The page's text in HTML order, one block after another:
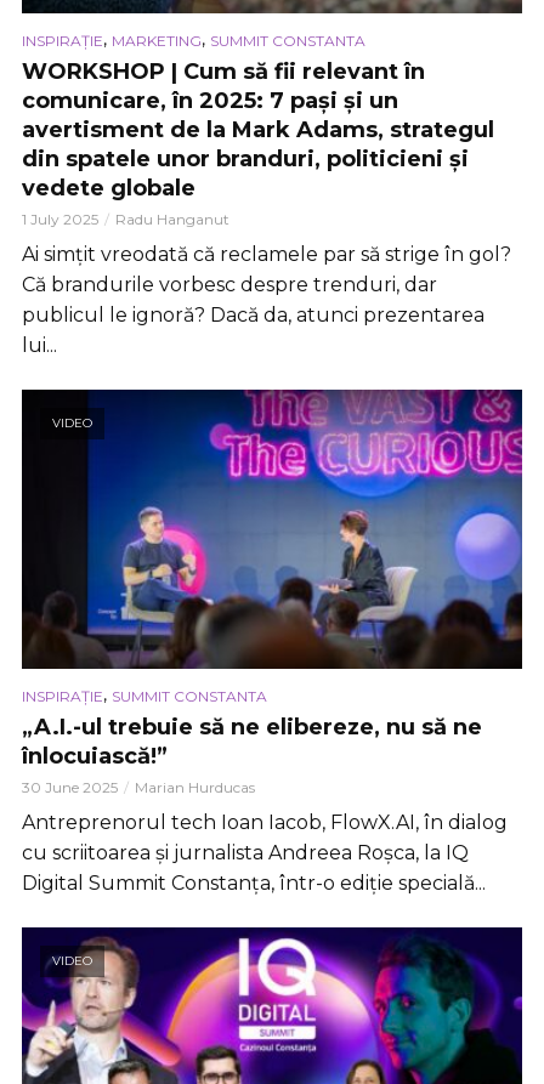
INSPIRAȚIE, MARKETING, SUMMIT CONSTANTA
WORKSHOP | Cum să fii relevant în
comunicare, în 2025: 7 pași și un
avertisment de la Mark Adams, strategul
din spatele unor branduri, politicieni și
vedete globale
1 July 2025 Radu Hanganut
Ai simțit vreodată că reclamele par să strige în gol?
Că brandurile vorbesc despre trenduri, dar
publicul le ignoră? Dacă da, atunci prezentarea
lui...
VIDEO
INSPIRAȚIE, SUMMIT CONSTANTA
„A.I.-ul trebuie să ne elibereze, nu să ne
înlocuiască!”
30 June 2025 Marian Hurducas
Antreprenorul tech Ioan Iacob, FlowX.AI, în dialog
cu scriitoarea și jurnalista Andreea Roșca, la IQ
Digital Summit Constanța, într-o ediție specială...
VIDEO